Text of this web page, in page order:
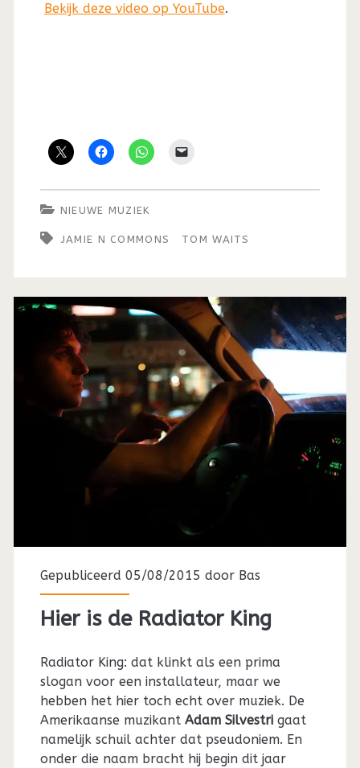
Bekijk deze video op YouTube.
NIEUWE MUZIEK
JAMIE N COMMONS TOM WAITS
Gepubliceerd 05/08/2015 door Bas
Hier is de Radiator King
Radiator King: dat klinkt als een prima
slogan voor een installateur, maar we
hebben het hier toch echt over muziek. De
Amerikaanse muzikant Adam Silvestrigaat
namelijk schuil achter dat pseudoniem. En
onder die naam bracht hij begin dit jaar